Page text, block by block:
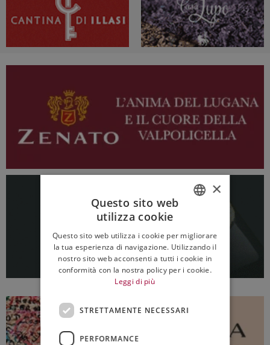
ENGLISH
×
Questo sito web
utilizza cookie
Questo sito web utilizza i cookie per migliorare
la tua esperienza di navigazione. Utilizzando il
nostro sito web acconsenti a tutti i cookie in
conformità con la nostra policy per i cookie.
Leggi di più
STRETTAMENTE NECESSARI
PERFORMANCE